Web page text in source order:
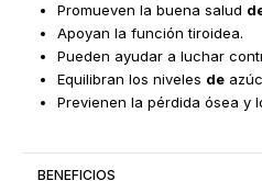
Promueven la buena salud
Apoyan la función tiroidea.
Pueden ayudar a luchar
Equilibran los niveles de
Previenen la pérdida ósea y
BENEFICIOS